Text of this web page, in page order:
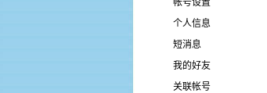
帐号设置
个人信息
短消息
我的好友
关联帐号